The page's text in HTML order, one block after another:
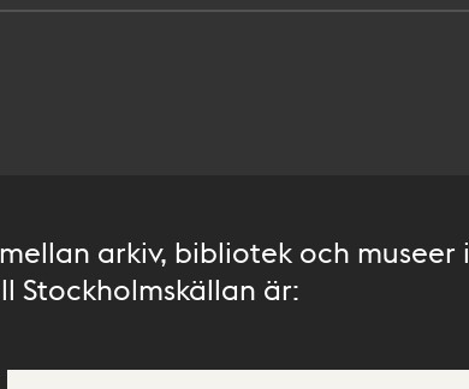
arkiv, bibliotek och museer i
Stockholmskällan är: